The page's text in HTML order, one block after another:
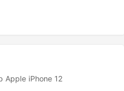
Apple iPhone 12